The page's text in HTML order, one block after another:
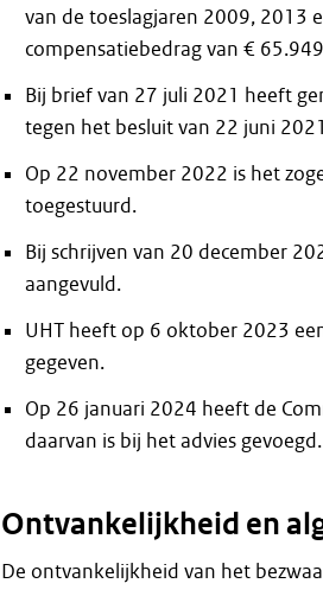
van de toeslagjaren 2009, 2013
compensatiebedrag van €
Bij brief van 27 juli 2021 heeft
tegen het besluit van 22 juni
Op 22 november 2022 is het
toegestuurd.
Bij schrijven van 20 december
aangevuld.
UHT heeft op 6 oktober 2023
gegeven.
Op 26 januari 2024 heeft de
daarvan is bij het advies gevoegd.
Ontvankelijkheid en
De ontvankelijkheid van het